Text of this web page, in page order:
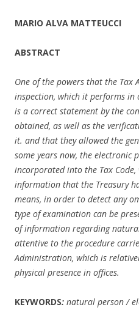
MARIO ALVA MATTEUCCI
ABSTRACT
One of the powers that the Tax
inspection, which it performs
is a correct statement by the
obtained, as well as the
it. and that they allowed the
some years now, the electronic
incorporated into the Tax
information that the Treasury
means, in order to detect any
type of examination can be
of information regarding
attentive to the procedure
Administration, which is
physical presence in offices.
KEYWORDS: natural person /